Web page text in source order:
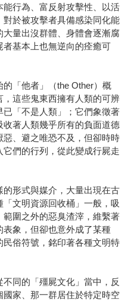
行為、富反射攻擊性、以活
對於被攻擊者具備感染同化能
量出沒群體、身體會逐漸腐
基本上也無逆向的痊癒可
「他者」（the Other）概
這些鬼東西擁有人類的可辨
「不是人類」；它們象徵著
著人類幾乎所有的負面道德
、避之唯恐不及，但卻時時
們的行列，從此變成行屍走
形式與媒介，大量出現在古
文明資源回收桶」一般，吸
圍之外的惡臭渣滓，維繫著
表象，但卻也意外成了某種
民俗符號，銘印著各種文明特
同的「殭屍文化」當中，反
家、那一群居住於特定時空